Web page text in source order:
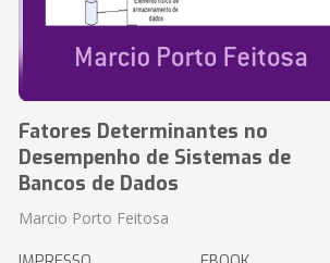
Fatores Determinantes no
Desempenho de Sistemas de
Bancos de Dados
Marcio Porto Feitosa